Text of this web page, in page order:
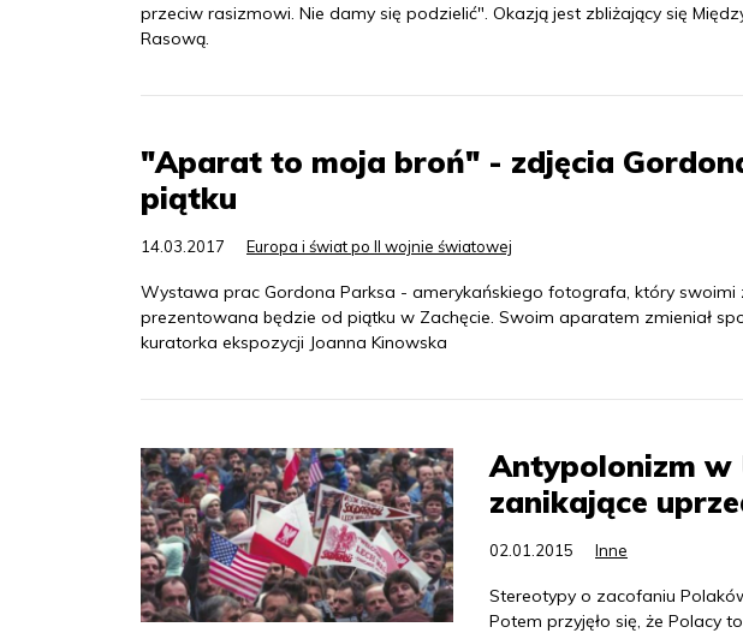
przeciw rasizmowi. Nie damy się podzielić". Okazją jest zbliżający się
Rasową.
"Aparat to moja broń" - zdjęcia
piątku
14.03.2017 Europa i świat po II wojnie światowej
Wystawa prac Gordona Parksa - amerykańskiego fotografa, który swoimi
prezentowana będzie od piątku w Zachęcie. Swoim aparatem zmieniał
kuratorka ekspozycji Joanna Kinowska
Antypolonizm w
zanikające
02.01.2015 Inne
Stereotypy o zacofaniu
Potem przyjęło się, że Polacy